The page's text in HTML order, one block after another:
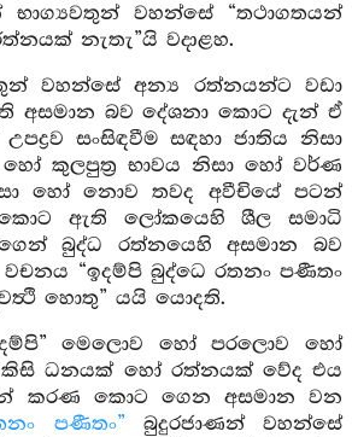
වහන්සේ “තථාගතයන්
නැතැ”යි වදාළහ.
වහන්සේ අන්‍ය රත්නයන්ට වඩා
අසමාන බව දේශනා කොට දැන් ඒ
සංසිඳවීම සඳහා ජාතිය නිසා
කුලපුත්‍ර භාවය නිසා හෝ වර්ණ
හෝ නොව තවද අවීචියේ පටන්
කොට ඇති ලෝකයෙහි ශීල සමාධි
බුද්ධ රත්නයෙහි අසමාන බව
“ඉදම්පි බුද්ධෙ රතනං පණීතං
හොතු” යයි යොදති.
මෙලොව හෝ පරලොව හෝ
ධනයක් හෝ රත්නයක් වේද එය
කරණ කොට ගෙන අසමාන වන
පණීතං” බුදුරජාණන් වහන්සේ